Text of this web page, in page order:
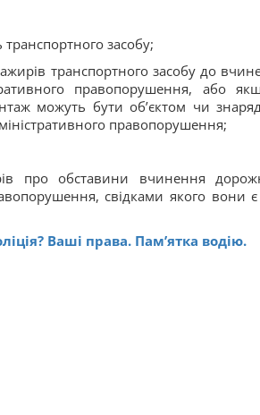
засобу;
транспортного засобу до
правопорушення, або
можуть бути об’єктом чи
правопорушення;
про обставини вчинення
свідками якого вони
Ваші права. Пам’ятка водію.